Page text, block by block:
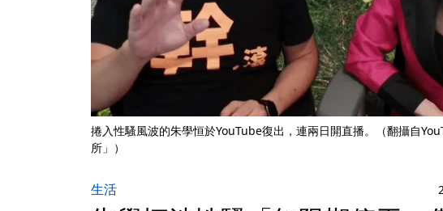
捲入性騷風波的朱學恒於YouTube復出，連兩日開直播。（翻攝自
所」）
生活